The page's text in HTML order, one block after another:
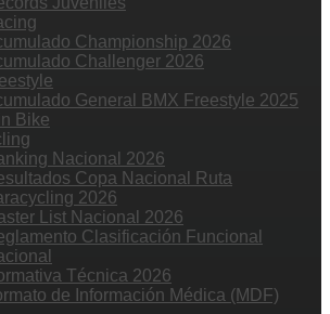
Championship 2026
Challenger 2026
General BMX Freestyle 2025
Bike
Nacional 2026
Copa Nacional Ruta
2026
List Nacional 2026
Clasificación Funcional
Técnica 2026
de Información Médica (MDF)